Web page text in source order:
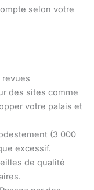
selon votre
revues
des sites comme
votre palais et
(3 000
excessif.
de qualité